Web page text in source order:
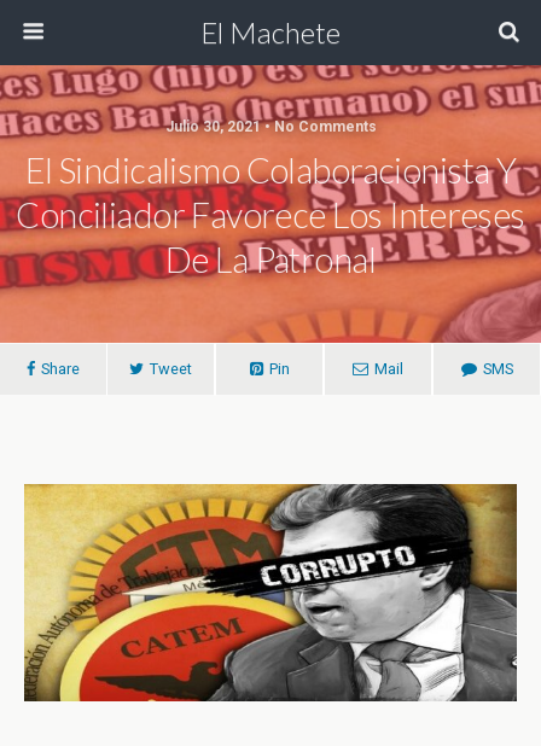
El Machete
Julio 30, 2021 • No Comments
El Sindicalismo Colaboracionista Y
Conciliador Favorece Los Intereses
De La Patronal
Share Tweet Pin Mail SMS